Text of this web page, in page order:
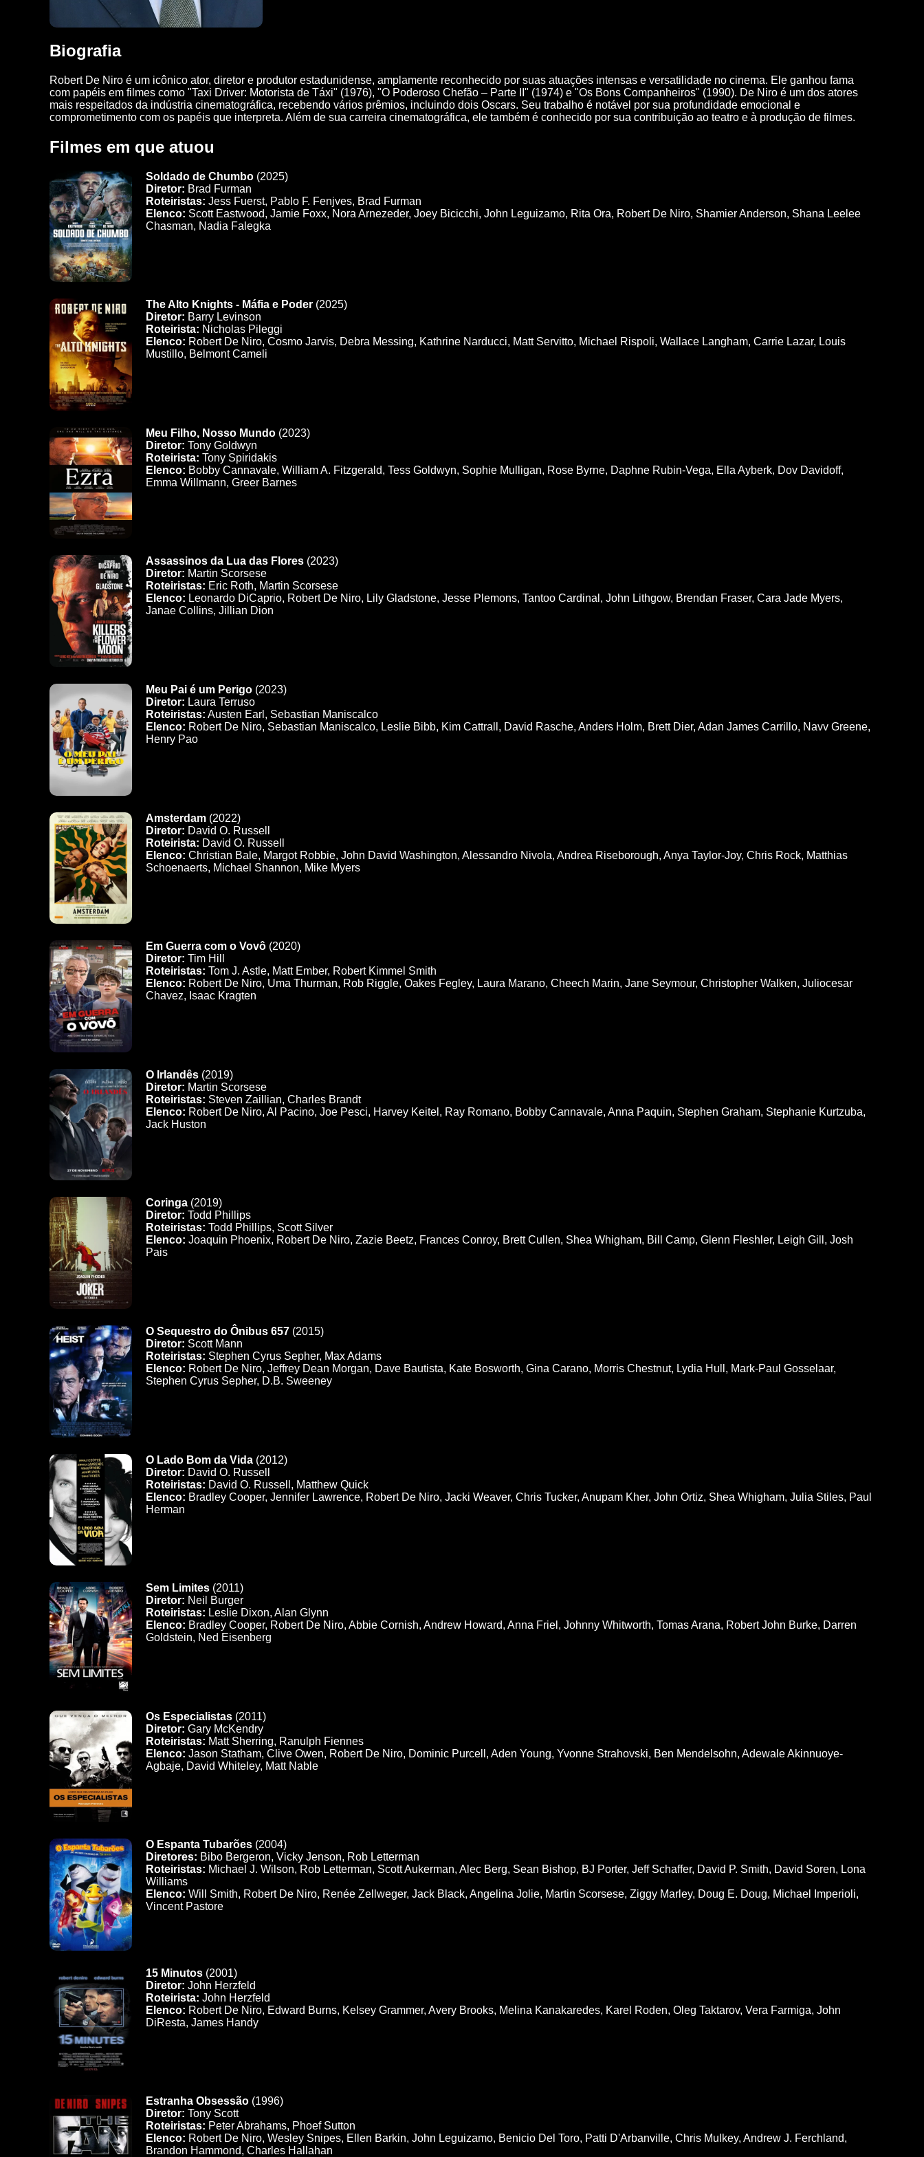
Biografia
Robert De Niro é um icônico ator, diretor e produtor estadunidense, amplamente reconhecido por suas atuações intensas e versatilidade no cinema. Ele ganhou fama
com papéis em filmes como "Taxi Driver: Motorista de Táxi" (1976), "O Poderoso Chefão – Parte II" (1974) e "Os Bons Companheiros" (1990). De Niro é um dos atores
mais respeitados da indústria cinematográfica, recebendo vários prêmios, incluindo dois Oscars. Seu trabalho é notável por sua profundidade emocional e
comprometimento com os papéis que interpreta. Além de sua carreira cinematográfica, ele também é conhecido por sua contribuição ao teatro e à produção de filmes.
Filmes em que atuou
Soldado de Chumbo (2025)
Diretor: Brad Furman
Roteiristas: Jess Fuerst, Pablo F. Fenjves, Brad Furman
Elenco: Scott Eastwood, Jamie Foxx, Nora Arnezeder, Joey Bicicchi, John Leguizamo, Rita Ora, Robert De Niro, Shamier Anderson, Shana Leelee
Chasman, Nadia Falegka
The Alto Knights - Máfia e Poder (2025)
Diretor: Barry Levinson
Roteirista: Nicholas Pileggi
Elenco: Robert De Niro, Cosmo Jarvis, Debra Messing, Kathrine Narducci, Matt Servitto, Michael Rispoli, Wallace Langham, Carrie Lazar, Louis
Mustillo, Belmont Cameli
Meu Filho, Nosso Mundo (2023)
Diretor: Tony Goldwyn
Roteirista: Tony Spiridakis
Elenco: Bobby Cannavale, William A. Fitzgerald, Tess Goldwyn, Sophie Mulligan, Rose Byrne, Daphne Rubin-Vega, Ella Ayberk, Dov Davidoff,
Emma Willmann, Greer Barnes
Assassinos da Lua das Flores (2023)
Diretor: Martin Scorsese
Roteiristas: Eric Roth, Martin Scorsese
Elenco: Leonardo DiCaprio, Robert De Niro, Lily Gladstone, Jesse Plemons, Tantoo Cardinal, John Lithgow, Brendan Fraser, Cara Jade Myers,
Janae Collins, Jillian Dion
Meu Pai é um Perigo (2023)
Diretor: Laura Terruso
Roteiristas: Austen Earl, Sebastian Maniscalco
Elenco: Robert De Niro, Sebastian Maniscalco, Leslie Bibb, Kim Cattrall, David Rasche, Anders Holm, Brett Dier, Adan James Carrillo, Navv Greene,
Henry Pao
Amsterdam (2022)
Diretor: David O. Russell
Roteirista: David O. Russell
Elenco: Christian Bale, Margot Robbie, John David Washington, Alessandro Nivola, Andrea Riseborough, Anya Taylor-Joy, Chris Rock, Matthias
Schoenaerts, Michael Shannon, Mike Myers
Em Guerra com o Vovô (2020)
Diretor: Tim Hill
Roteiristas: Tom J. Astle, Matt Ember, Robert Kimmel Smith
Elenco: Robert De Niro, Uma Thurman, Rob Riggle, Oakes Fegley, Laura Marano, Cheech Marin, Jane Seymour, Christopher Walken, Juliocesar
Chavez, Isaac Kragten
O Irlandês (2019)
Diretor: Martin Scorsese
Roteiristas: Steven Zaillian, Charles Brandt
Elenco: Robert De Niro, Al Pacino, Joe Pesci, Harvey Keitel, Ray Romano, Bobby Cannavale, Anna Paquin, Stephen Graham, Stephanie Kurtzuba,
Jack Huston
Coringa (2019)
Diretor: Todd Phillips
Roteiristas: Todd Phillips, Scott Silver
Elenco: Joaquin Phoenix, Robert De Niro, Zazie Beetz, Frances Conroy, Brett Cullen, Shea Whigham, Bill Camp, Glenn Fleshler, Leigh Gill, Josh
Pais
O Sequestro do Ônibus 657 (2015)
Diretor: Scott Mann
Roteiristas: Stephen Cyrus Sepher, Max Adams
Elenco: Robert De Niro, Jeffrey Dean Morgan, Dave Bautista, Kate Bosworth, Gina Carano, Morris Chestnut, Lydia Hull, Mark-Paul Gosselaar,
Stephen Cyrus Sepher, D.B. Sweeney
O Lado Bom da Vida (2012)
Diretor: David O. Russell
Roteiristas: David O. Russell, Matthew Quick
Elenco: Bradley Cooper, Jennifer Lawrence, Robert De Niro, Jacki Weaver, Chris Tucker, Anupam Kher, John Ortiz, Shea Whigham, Julia Stiles, Paul
Herman
Sem Limites (2011)
Diretor: Neil Burger
Roteiristas: Leslie Dixon, Alan Glynn
Elenco: Bradley Cooper, Robert De Niro, Abbie Cornish, Andrew Howard, Anna Friel, Johnny Whitworth, Tomas Arana, Robert John Burke, Darren
Goldstein, Ned Eisenberg
Os Especialistas (2011)
Diretor: Gary McKendry
Roteiristas: Matt Sherring, Ranulph Fiennes
Elenco: Jason Statham, Clive Owen, Robert De Niro, Dominic Purcell, Aden Young, Yvonne Strahovski, Ben Mendelsohn, Adewale Akinnuoye-
Agbaje, David Whiteley, Matt Nable
O Espanta Tubarões (2004)
Diretores: Bibo Bergeron, Vicky Jenson, Rob Letterman
Roteiristas: Michael J. Wilson, Rob Letterman, Scott Aukerman, Alec Berg, Sean Bishop, BJ Porter, Jeff Schaffer, David P. Smith, David Soren, Lona
Williams
Elenco: Will Smith, Robert De Niro, Renée Zellweger, Jack Black, Angelina Jolie, Martin Scorsese, Ziggy Marley, Doug E. Doug, Michael Imperioli,
Vincent Pastore
15 Minutos (2001)
Diretor: John Herzfeld
Roteirista: John Herzfeld
Elenco: Robert De Niro, Edward Burns, Kelsey Grammer, Avery Brooks, Melina Kanakaredes, Karel Roden, Oleg Taktarov, Vera Farmiga, John
DiResta, James Handy
Estranha Obsessão (1996)
Diretor: Tony Scott
Roteiristas: Peter Abrahams, Phoef Sutton
Elenco: Robert De Niro, Wesley Snipes, Ellen Barkin, John Leguizamo, Benicio Del Toro, Patti D'Arbanville, Chris Mulkey, Andrew J. Ferchland,
Brandon Hammond, Charles Hallahan